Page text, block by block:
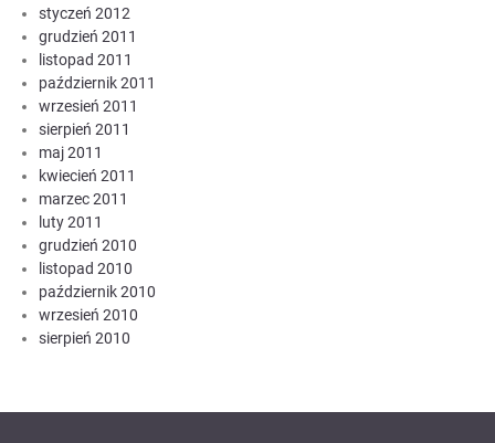
styczeń 2012
grudzień 2011
listopad 2011
październik 2011
wrzesień 2011
sierpień 2011
maj 2011
kwiecień 2011
marzec 2011
luty 2011
grudzień 2010
listopad 2010
październik 2010
wrzesień 2010
sierpień 2010